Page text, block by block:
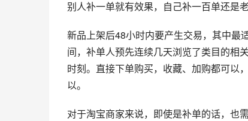
别人补一单就有效果，自己补一百单还是
新品上架后48小时内要产生交易，其中最
间，补单人预先连续几天浏览了类目的相
时刻。直接下单购买，收藏、加购都可以
以。
对于淘宝商家来说，即使是补单的话，也